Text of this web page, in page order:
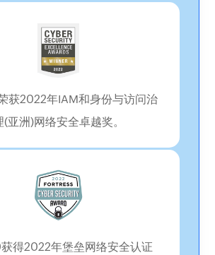
获2022年IAM和身份与访问治
(亚洲)网络安全卓越奖。
得2022年堡垒网络安全认证